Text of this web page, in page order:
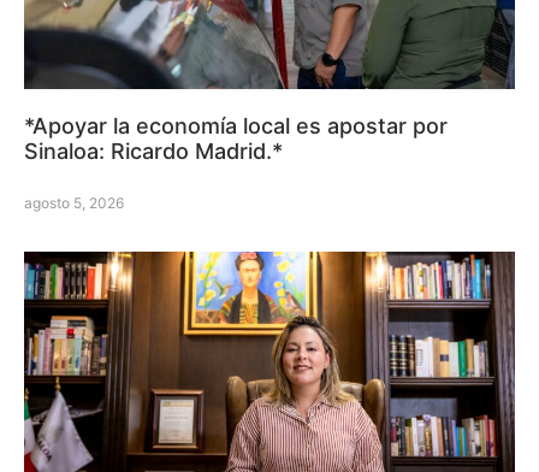
*Apoyar la economía local es apostar por
Sinaloa: Ricardo Madrid.*
agosto 5, 2026